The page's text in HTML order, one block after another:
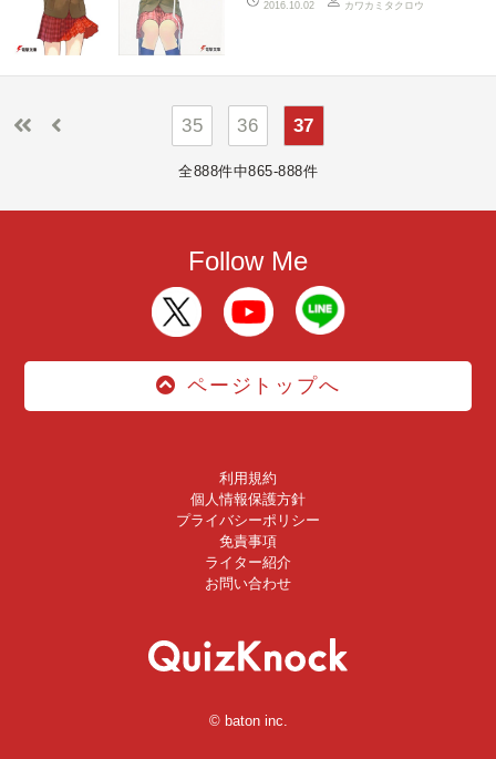
2016.10.02 カワカミタクロウ
35 36 37
全888件中865-888件
Follow Me
ページトップへ
利用規約
個人情報保護方針
プライバシーポリシー
免責事項
ライター紹介
お問い合わせ
© baton inc.